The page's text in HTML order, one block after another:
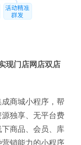
现门店网店双店
商城小程序，帮
独享、无平台费
商品、会员、库
销能力的小程序